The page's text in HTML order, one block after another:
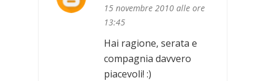
15 novembre 2010 alle ore
13:45
Hai ragione, serata e
compagnia davvero
piacevoli! :)